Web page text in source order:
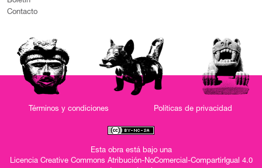
Contacto
Términos y condiciones Políticas de privacidad
Esta obra está bajo una
Licencia Creative Commons Atribución-NoComercial-CompartirIgual 4.0